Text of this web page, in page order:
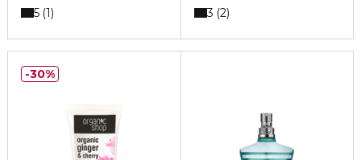
5 1 3 2
30%